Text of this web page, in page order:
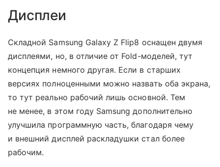
Дисплеи
Складной Samsung Galaxy Z Flip8 оснащен двумя
дисплеями, но, в отличие от Fold-моделей, тут
концепция немного другая. Если в старших
версиях полноценными можно назвать оба экрана,
то тут реально рабочий лишь основной. Тем
не менее, в этом году Samsung дополнительно
улучшила программную часть, благодаря чему
и внешний дисплей раскладушки стал более
рабочим.